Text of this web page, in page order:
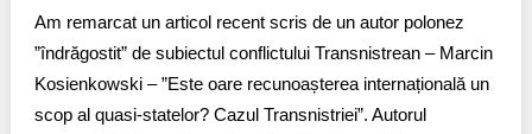
Am remarcat un articol recent scris de un autor polonez
”îndrăgostit” de subiectul conflictului Transnistrean – Marcin
Kosienkowski – ”Este oare recunoașterea internațională un
scop al quasi-statelor? Cazul Transnistriei”. Autorul